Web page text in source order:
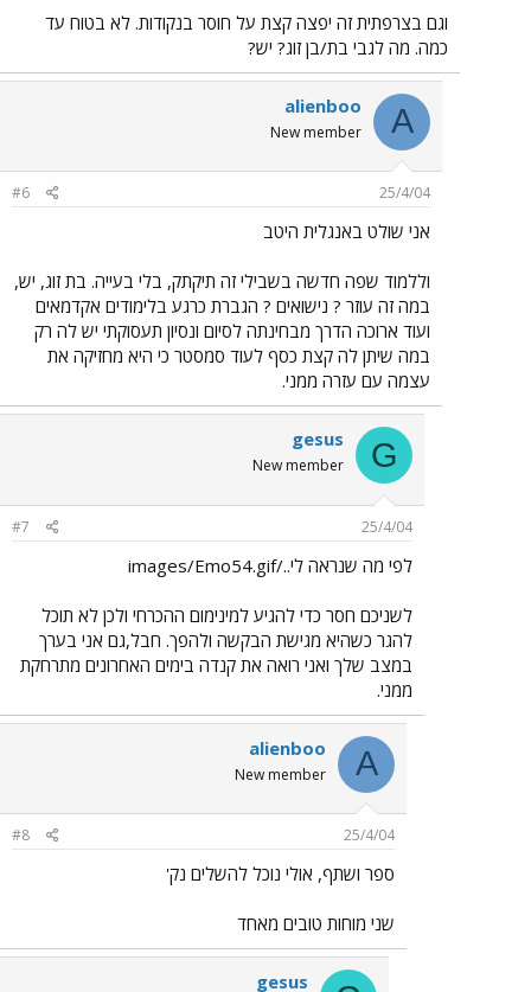
וגם בצרפתית זה יפצה קצת על חוסר בנקודות. לא בטוח עד
כמה. מה לגבי בת/בן זוג? יש?
A
alienboo
New member
25/4/04
#6
אני שולט באנגלית היטב
וללמוד שפה חדשה בשבילי זה תיקתק, בלי בעייה. בת זוג, יש,
במה זה עוזר ? נישואים ? הגברת כרגע בלימודים אקדמאים
ועוד ארוכה הדרך מבחינתה לסיום ונסיון תעסוקתי יש לה רק
במה שיתן לה קצת כסף לעוד סמסטר כי היא מחזיקה את
עצמה עם עזרה ממני.
G
gesus
New member
25/4/04
#7
לפי מה שנראה לי../images/Emo54.gif
לשניכם חסר כדי להגיע למינימום ההכרחי ולכן לא תוכל
להגר כשהיא מגישת הבקשה ולהפך. חבל,גם אני בערך
במצב שלך ואני רואה את קנדה בימים האחרונים מתרחקת
ממני.
A
alienboo
New member
25/4/04
#8
ספר ושתף, אולי נוכל להשלים נק'
שני מוחות טובים מאחד
gesus